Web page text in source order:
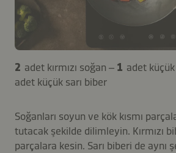
2 adet kırmızı soğan – 1 adet küçük
adet küçük sarı biber
Soğanları soyun ve kök kısmı
tutacak şekilde dilimleyin. Kırmızı
parçalara kesin. Sarı biberi de aynı